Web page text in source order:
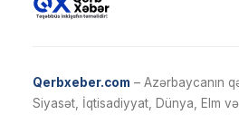
Qerbxeber.com – Azərbaycanın
Siyasət, İqtisadiyyat, Dünya, Elm